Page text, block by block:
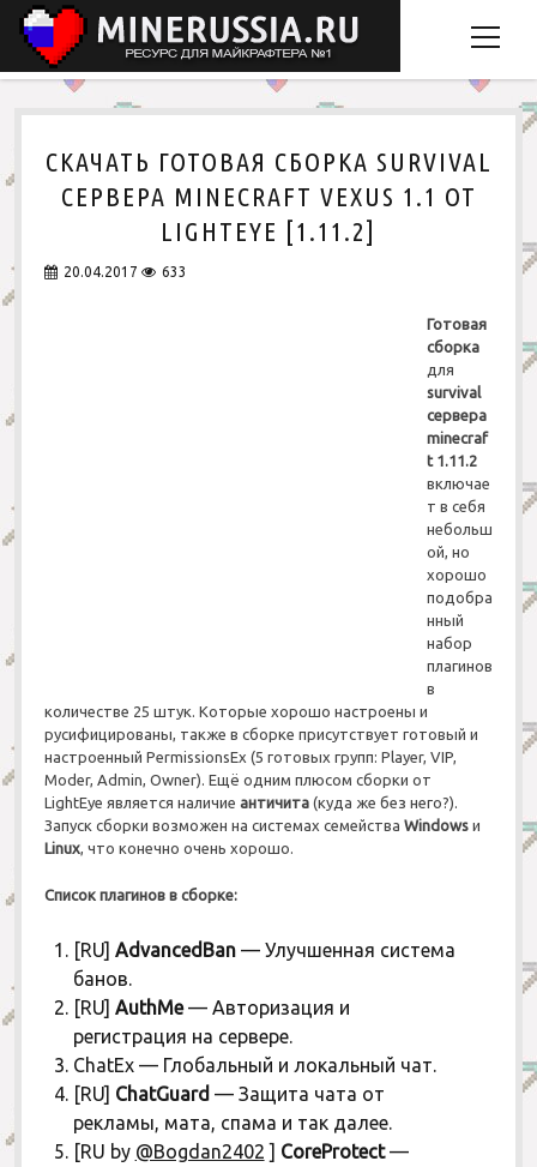
o
e
n
m
Главная
Скачать Minecraft
Рецепты крафта
X-Ray
Другие
СКАЧАТЬ ГОТОВАЯ СБОРКА SURVIVAL
СЕРВЕРА MINECRAFT VEXUS 1.1 ОТ
LIGHTEYE [1.11.2]
20.04.2017 633
Готовая
сборка
для
survival
сервера
minecraf
t 1.11.2
включае
т в себя
небольш
ой, но
хорошо
подобра
нный
набор
плагинов
в
количестве 25 штук. Которые хорошо настроены и
русифицированы, также в сборке присутствует готовый и
настроенный PermissionsEx (5 готовых групп: Player, VIP,
Moder, Admin, Owner). Ещё одним плюсом сборки от
LightEye является наличие античита(куда же без него?).
Запуск сборки возможен на системах семейства Windowsи
Linux, что конечно очень хорошо.
Список плагинов в сборке:
[RU] AdvancedBan— Улучшенная система
банов.
[RU] AuthMe— Авторизация и
регистрация на сервере.
ChatEx — Глобальный и локальный чат.
[RU] ChatGuard — Защита чата от
рекламы, мата, спама и так далее.
[RU by @Bogdan2402 ] CoreProtect—